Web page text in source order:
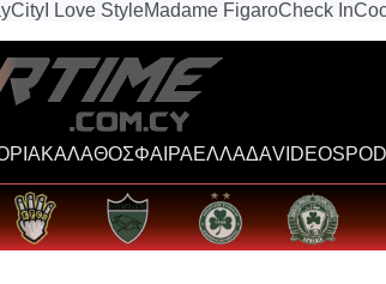
City I Love StyleMadame FigaroCheck In
ΚΑΛΑΘΟΣΦΑΙΡΑΕΛΛΑΔΑVIDEOS